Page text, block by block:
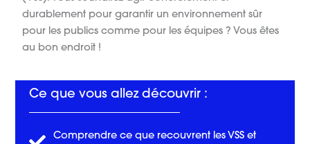
durablement pour garantir un environnement sûr
pour les publics comme pour les équipes ? Vous êtes
au bon endroit !
Ce que vous allez découvrir :
Comprendre ce que recouvrent les VSS et